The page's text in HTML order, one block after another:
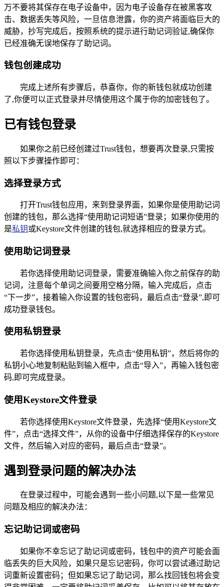
万不要将其保存在电子设备中，因为电子设备存在被黑客攻
击、数据丢失等风险，一旦信息泄露，你的资产将面临巨大的
威胁，抄写完成后，按照系统的提示进行助记词验证,确保你
已经准确无误地保存了助记词。
钱包创建成功
完成上述所有步骤后，恭喜你，你的新钱包就成功创建
了,你便可以正式登录并尽情使用这个属于你的加密钱包了。
已有钱包登录
如果你之前已经创建过Trust钱包，想要再次登录,只需按
照以下步骤操作即可：
选择登录方式
打开Trust钱包应用，来到登录界面，如果你是使用助记词
创建的钱包，那么选择“使用助记词短语”登录；如果你使用的
是私钥或Keystore文件创建的钱包,就选择相应的登录方式。
使用助记词登录
若你选择使用助记词登录，需要准确输入你之前保存的助
记词，注意每个单词之间要用空格分隔，输入完成后，点击
“下一步”，接着输入你设置的钱包密码，最后点击“登录”,即可
成功登录钱包。
使用私钥登录
若你选择使用私钥登录，先点击“使用私钥”，然后将你的
私钥小心地复制粘贴到输入框中，点击“导入”，再输入钱包密
码,即可完成登录。
使用Keystore文件登录
若你选择使用Keystore文件登录，先选择“使用Keystore文
件”，点击“选择文件”，从你的设备中仔细选择保存的Keystore
文件，然后输入对应的密码，最后点击“登录”。
遇到登录问题的解决办法
在登录过程中，可能会遇到一些小问题,以下是一些常见
问题及相应的解决办法：
忘记助记词或密码
如果你不幸忘记了助记词或密码，钱包中的资产可能会面
临丢失的巨大风险，如果只是忘记密码，你可以尝试通过助记
词重新设置密码；但如果忘记了助记词，那么找回钱包将会变